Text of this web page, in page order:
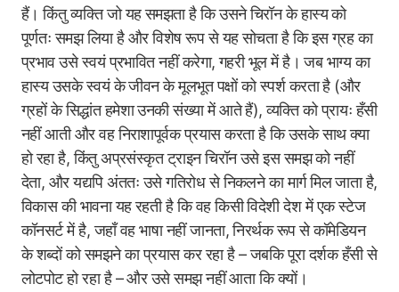
हैं। किंतु व्यक्ति जो यह समझता है कि उसने चिरॉन के हास्य को
पूर्णतः समझ लिया है और विशेष रूप से यह सोचता है कि इस ग्रह का
प्रभाव उसे स्वयं प्रभावित नहीं करेगा, गहरी भूल में है। जब भाग्य का
हास्य उसके स्वयं के जीवन के मूलभूत पक्षों को स्पर्श करता है (और
ग्रहों के सिद्धांत हमेशा उनकी संख्या में आते हैं), व्यक्ति को प्रायः हँसी
नहीं आती और वह निराशापूर्वक प्रयास करता है कि उसके साथ क्या
हो रहा है, किंतु अप्रसंस्कृत ट्राइन चिरॉन उसे इस समझ को नहीं
देता, और यद्यपि अंततः उसे गतिरोध से निकलने का मार्ग मिल जाता है,
विकास की भावना यह रहती है कि वह किसी विदेशी देश में एक स्टेज
कॉनसर्ट में है, जहाँ वह भाषा नहीं जानता, निरर्थक रूप से कॉमेडियन
के शब्दों को समझने का प्रयास कर रहा है – जबकि पूरा दर्शक हँसी से
लोटपोट हो रहा है – और उसे समझ नहीं आता कि क्यों।